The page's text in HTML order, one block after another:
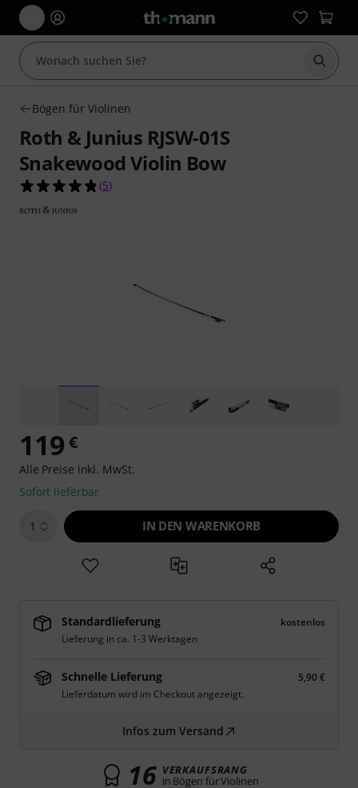
Suche
Bögen für Violinen
Roth & Junius RJSW-01S
Snakewood Violin Bow
4.8 von 5 Sternen aus 5 Kundenbewertungen
(5)
119 €
Alle Preise inkl. MwSt.
Sofort lieferbar
1 IN DEN WARENKORB
Standardlieferung
kostenlos
Lieferung in ca. 1-3 Werktagen
Schnelle Lieferung
5,90 €
Lieferdatum wird im Checkout angezeigt.
Infos zum Versand
16 VERKAUFSRANG
in Bögen für Violinen